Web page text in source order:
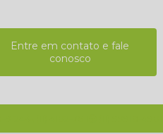
Entre em contato e fale
conosco